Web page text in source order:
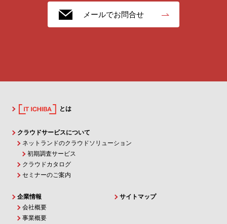
メールでお問合せ
とは
クラウドサービスについて
ネットランドのクラウドソリューション
初期調査サービス
クラウドカタログ
セミナーのご案内
企業情報
会社概要
事業概要
サイトマップ